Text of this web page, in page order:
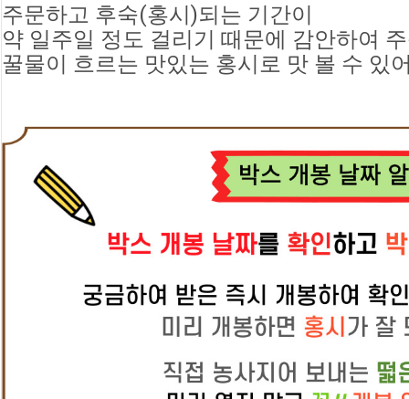
주문하고 후숙(홍시)되는 기간이
약 일주일 정도 걸리기 때문에 감안하여
꿀물이 흐르는 맛있는 홍시로 맛 볼 수 있